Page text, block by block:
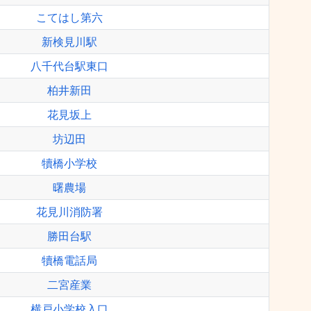
こてはし第六
新検見川駅
八千代台駅東口
柏井新田
花見坂上
坊辺田
犢橋小学校
曙農場
花見川消防署
勝田台駅
犢橋電話局
二宮産業